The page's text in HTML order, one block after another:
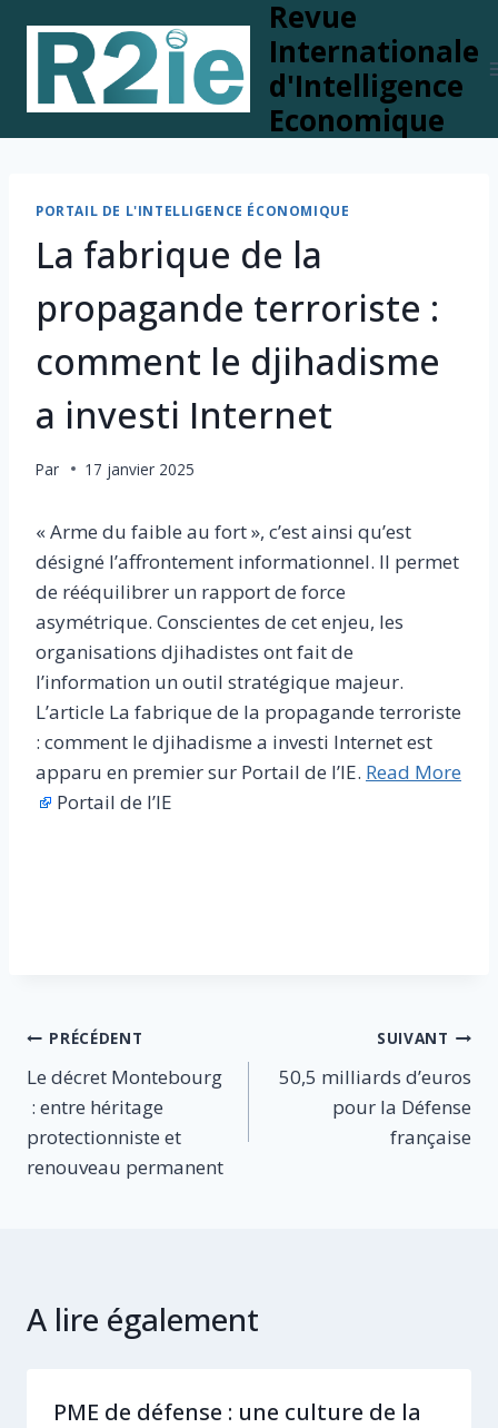
content
Revue
Internationale
d'Intelligence
Economique
PORTAIL DE L'INTELLIGENCE ÉCONOMIQUE
La fabrique de la
propagande terroriste :
comment le djihadisme
a investi Internet
Par 17 janvier 2025
« Arme du faible au fort », c’est ainsi qu’est
désigné l’affrontement informationnel. Il permet
de rééquilibrer un rapport de force
asymétrique. Conscientes de cet enjeu, les
organisations djihadistes ont fait de
l’information un outil stratégique majeur.
L’article La fabrique de la propagande terroriste
: comment le djihadisme a investi Internet est
apparu en premier sur Portail de l’IE. Read More
Portail de l’IE
Navigation
de
l’article
PRÉCÉDENT
Le décret Montebourg
: entre héritage
protectionniste et
renouveau permanent
SUIVANT
50,5 milliards d’euros
pour la Défense
française
A lire également
PME de défense : une culture de la